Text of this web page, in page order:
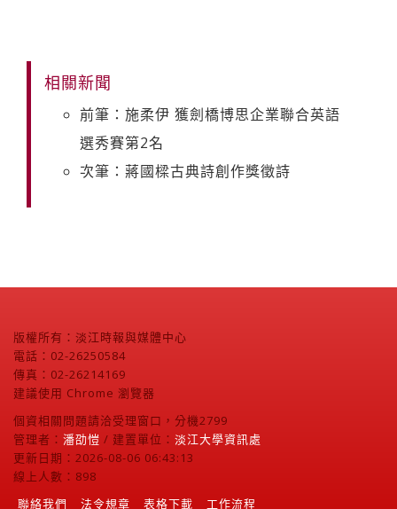
相關新聞
前筆：施柔伊 獲劍橋博思企業聯合英語
選秀賽第2名
次筆：蔣國樑古典詩創作獎徵詩
版權所有：淡江時報與媒體中心
電話：02-26250584
傳真：02-26214169
建議使用 Chrome 瀏覽器
個資相關問題請洽受理窗口，分機2799
管理者： 潘劭愷 / 建置單位： 淡江大學資訊處
更新日期：2026-08-06 06:43:13
線上人數：898
聯絡我們
法令規章 表格下載 工作流程